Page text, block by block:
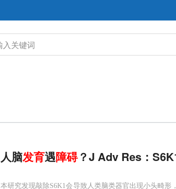
人脑发育遇障碍？J Adv Res：
本研究发现敲除S6K1会导致人类脑类器官出现小头畸